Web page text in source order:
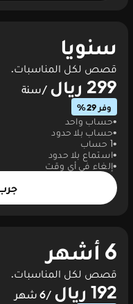
سنويا
قصص لكل المناسبات.
299 ريال /سنة
وفر 29%
حساب واحد
حساب بلا حدود
1 حساب
استماع بلا حدود
إلغاء في أي وقت
6 أشهر
قصص لكل المناسبات.
192 ريال /6 شهر